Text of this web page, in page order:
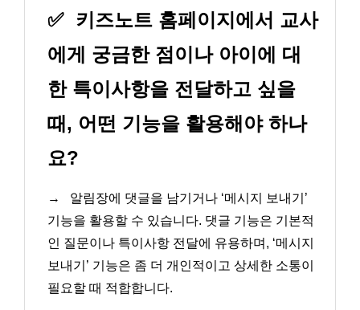
✅ 키즈노트 홈페이지에서 교사
에게 궁금한 점이나 아이에 대
한 특이사항을 전달하고 싶을
때, 어떤 기능을 활용해야 하나
요?
→
알림장에 댓글을 남기거나 ‘메시지 보내기’
기능을 활용할 수 있습니다. 댓글 기능은 기본적
인 질문이나 특이사항 전달에 유용하며, ‘메시지
보내기’ 기능은 좀 더 개인적이고 상세한 소통이
필요할 때 적합합니다.